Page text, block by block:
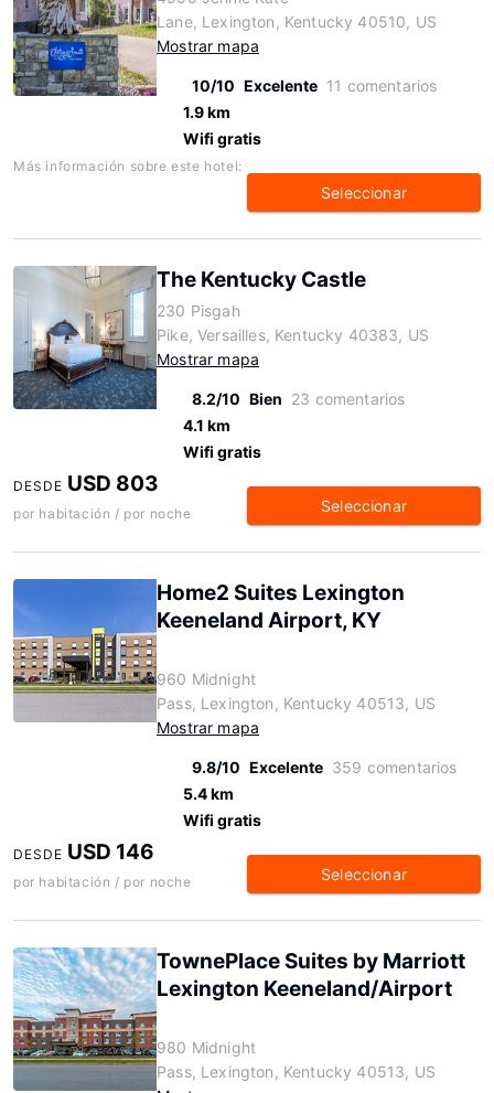
Lane, Lexington, Kentucky 40510, US
Mostrar mapa
10/10 Excelente 11 comentarios
1.9 km
Wifi gratis
Más información sobre este hotel:
Seleccionar
The Kentucky Castle
230 Pisgah
Pike, Versailles, Kentucky 40383, US
Mostrar mapa
8.2/10 Bien 23 comentarios
4.1 km
Wifi gratis
DESDE USD 803
por habitación / por noche Seleccionar
Home2 Suites Lexington
Keeneland Airport, KY
960 Midnight
Pass, Lexington, Kentucky 40513, US
Mostrar mapa
9.8/10 Excelente 359 comentarios
5.4 km
Wifi gratis
DESDE USD 146
por habitación / por noche Seleccionar
TownePlace Suites by Marriott
Lexington Keeneland/Airport
980 Midnight
Pass, Lexington, Kentucky 40513, US